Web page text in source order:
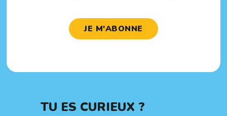
JE M'ABONNE
TU ES CURIEUX ?